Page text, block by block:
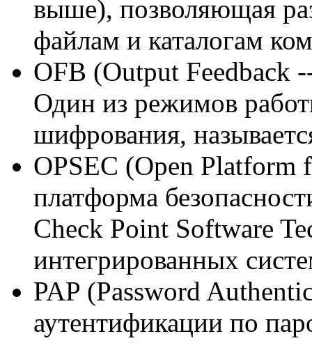
выше), позволяющая
файлам и каталогам
OFB (Output Feedback
Один из режимов
шифрования,
OPSEC (Open
платформа
Check Point Software
интегрированных
PAP (Password
аутентификации по